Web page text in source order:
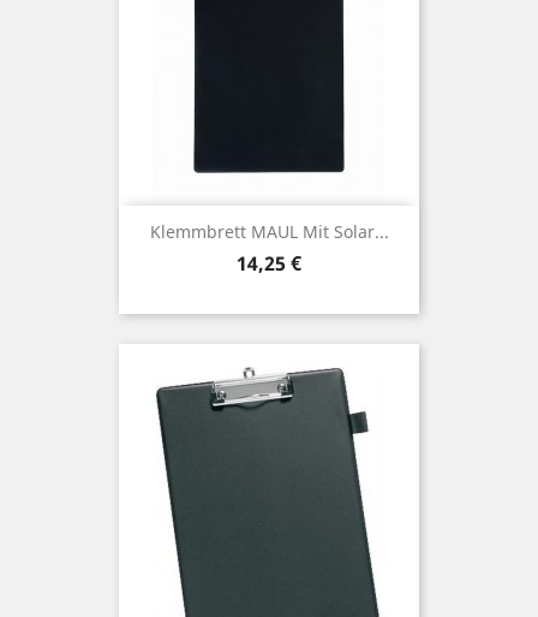
Klemmbrett MAUL Mit Solar...
Preis
14,25 €